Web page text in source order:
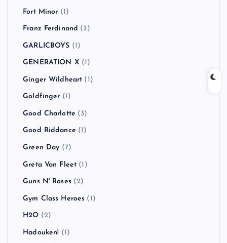
Fort Minor (1)
Franz Ferdinand (3)
GARLICBOYS (1)
GENERATION X (1)
Ginger Wildheart (1)
Goldfinger (1)
Good Charlotte (3)
Good Riddance (1)
Green Day (7)
Greta Van Fleet (1)
Guns N' Roses(2)
Gym Class Heroes (1)
H2O (2)
Hadouken! (1)